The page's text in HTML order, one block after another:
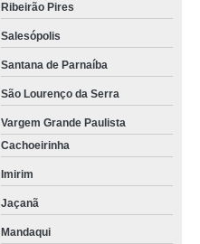
Ribeirão Pires
Salesópolis
Santana de Parnaíba
São Lourenço da Serra
Vargem Grande Paulista
Cachoeirinha
Imirim
Jaçanã
Mandaqui